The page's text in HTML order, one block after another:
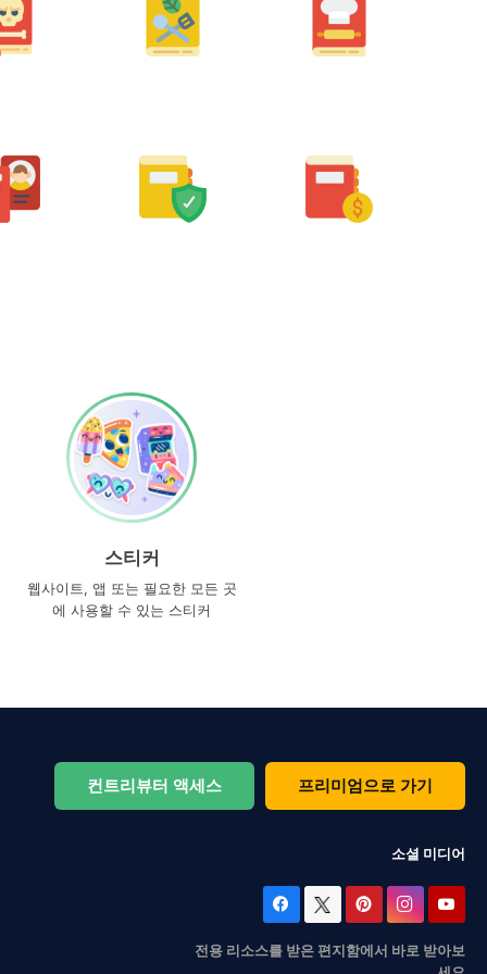
스티커
웹사이트, 앱 또는 필요한 모든 곳
에 사용할 수 있는 스티커
컨트리뷰터 액세스 프리미엄으로 가기
소셜 미디어
전용 리소스를 받은 편지함에서 바로 받아보